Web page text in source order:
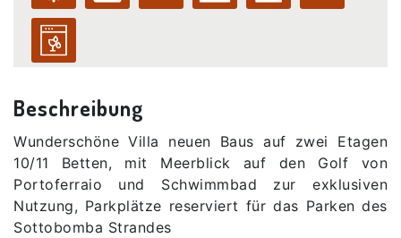
Beschreibung
Wunderschöne Villa neuen Baus auf zwei Etagen
10/11 Betten, mit Meerblick auf den Golf von
Portoferraio und Schwimmbad zur exklusiven
Nutzung, Parkplätze reserviert für das Parken des
Sottobomba Strandes